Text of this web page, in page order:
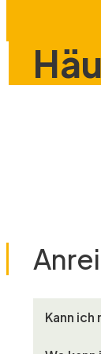
Kann ich